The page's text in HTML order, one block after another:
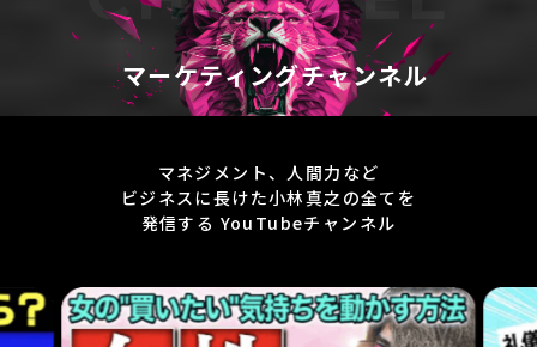
マーケティングチャンネル
マネジメント、人間力など
ビジネスに長けた小林真之の全てを
発信する YouTubeチャンネル